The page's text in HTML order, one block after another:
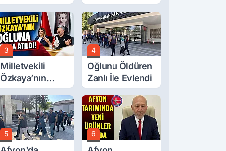
Acı Son!
Müdürüyle
Buluştu
3
Milletvekili
Özkaya’nın
Oğluna İftira
Atıldı
4
Oğlunu Öldüren
Zanlı İle Evlendi
5 6